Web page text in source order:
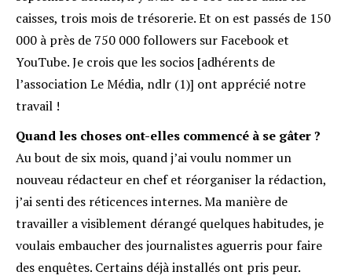
caisses, trois mois de trésorerie. Et on est passés de 150
000 à près de 750 000 followers sur Facebook et
YouTube. Je crois que les socios [adhérents de
l’association Le Média, ndlr (1)] ont apprécié notre
travail !
Quand les choses ont-elles commencé à se gâter ?
Au bout de six mois, quand j’ai voulu nommer un
nouveau rédacteur en chef et réorganiser la rédaction,
j’ai senti des réticences internes. Ma manière de
travailler a visiblement dérangé quelques habitudes, je
voulais embaucher des journalistes aguerris pour faire
des enquêtes. Certains déjà installés ont pris peur.